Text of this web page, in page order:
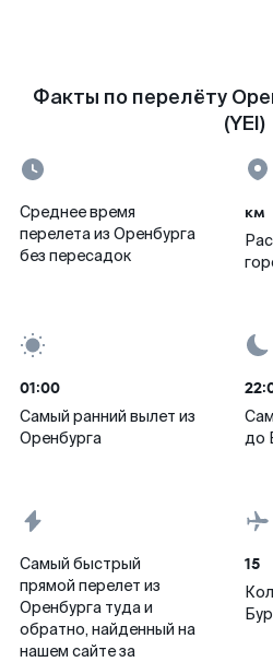
Факты по перелёту
(YEI)
Среднее время
перелета из Оренбурга
без пересадок
км
01:00
Самый ранний вылет из
Оренбурга
до
Самый быстрый
прямой перелет из
Оренбурга туда и
обратно, найденный на
нашем сайте за
15